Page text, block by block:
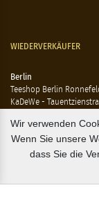
WIEDERVERKÄUFER
Berlin
Teeshop Berlin
KaDeWe -
Ting - Rykestraße 41,
Flensburg
Marzipan Im Hof – Rote
Wir verwenden
Wenn Sie unsere
dass Sie die